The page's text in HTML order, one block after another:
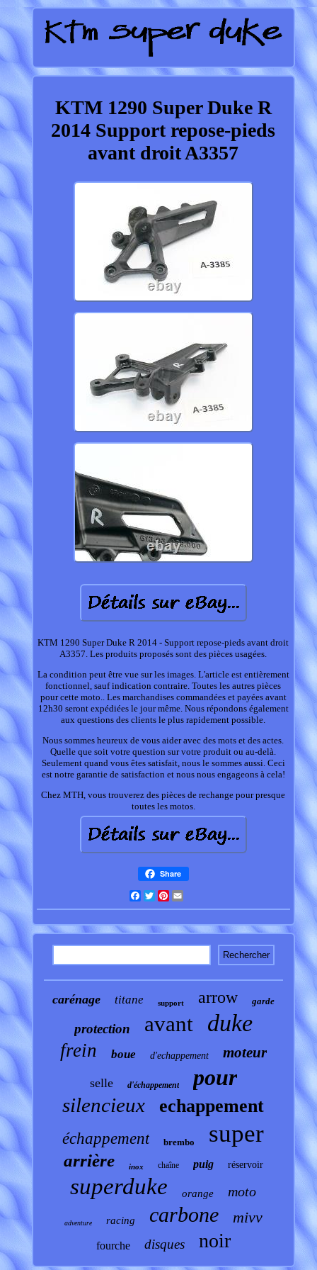
KTM 1290 Super Duke R
2014 Support repose-pieds
avant droit A3357
KTM 1290 Super Duke R 2014 - Support repose-pieds avant droit
A3357. Les produits proposés sont des pièces usagées.
La condition peut être vue sur les images. L'article est entièrement
fonctionnel, sauf indication contraire. Toutes les autres pièces
pour cette moto.. Les marchandises commandées et payées avant
12h30 seront expédiées le jour même. Nous répondons également
aux questions des clients le plus rapidement possible.
Nous sommes heureux de vous aider avec des mots et des actes.
Quelle que soit votre question sur votre produit ou au-delà.
Seulement quand vous êtes satisfait, nous le sommes aussi. Ceci
est notre garantie de satisfaction et nous nous engageons à cela!
Chez MTH, vous trouverez des pièces de rechange pour presque
toutes les motos.
Share
Facebook
TwitterPinterest
carénage titane support arrow garde
protection avant duke
frein boue d'echappement moteur
selle d'échappement pour
silencieux echappement
échappement brembo super
arrière inox chaîne puig réservoir
superduke orange moto
adventure racing carbone mivv
fourche disques noir